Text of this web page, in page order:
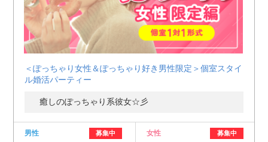
＜ぽっちゃり女性＆ぽっちゃり好き男性限定＞個室スタイ
ル婚活パーティー
癒しのぽっちゃり系彼女☆彡
男性 募集中 女性 募集中